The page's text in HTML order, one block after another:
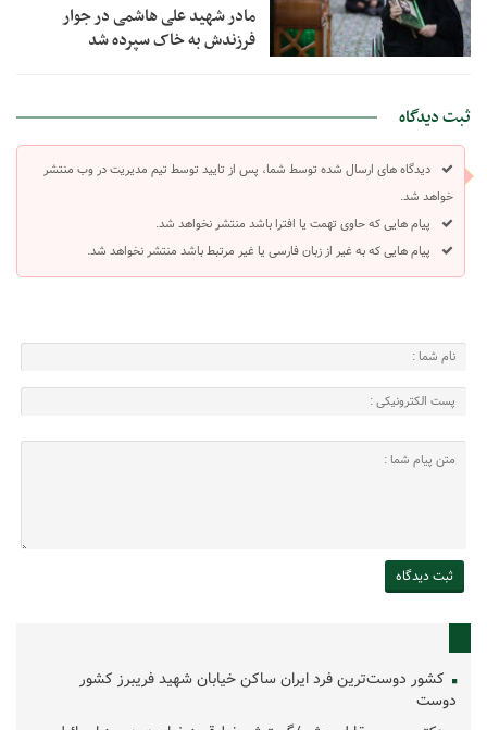
مادر شهید علی هاشمی در جوار
فرزندش به خاک سپرده شد
ثبت دیدگاه
دیدگاه های ارسال شده توسط شما، پس از تایید توسط تیم مدیریت در وب منتشر
خواهد شد.
پیام هایی که حاوی تهمت یا افترا باشد منتشر نخواهد شد.
پیام هایی که به غیر از زبان فارسی یا غیر مرتبط باشد منتشر نخواهد شد.
کشور دوست‌ترین فرد ایران ساکن خیابان شهید فریبرز کشور
دوست